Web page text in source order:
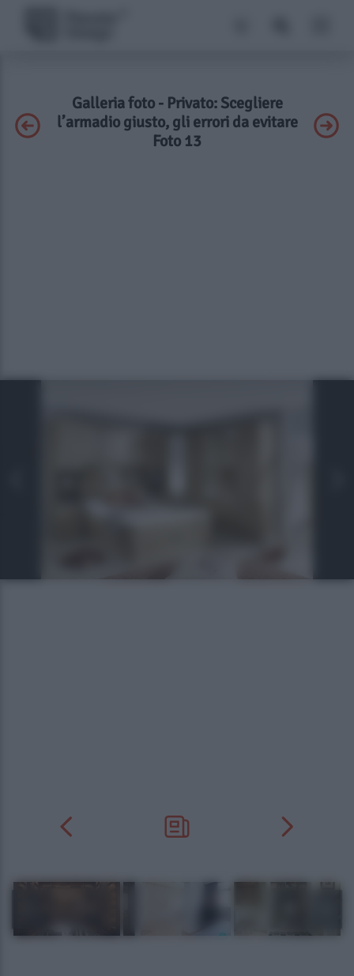
Galleria foto - Privato: Scegliere
l’armadio giusto, gli errori da evitare
Foto 13